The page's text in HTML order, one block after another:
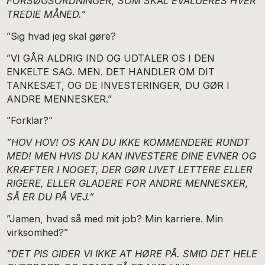
TREDIE MÅNED.”
”Sig hvad jeg skal gøre?
”VI GÅR ALDRIG IND OG UDTALER OS I DEN
ENKELTE SAG. MEN. DET HANDLER OM DIT
TANKESÆT, OG DE INVESTERINGER, DU GØR I
ANDRE MENNESKER.”
”Forklar?”
”HOV HOV! OS KAN DU IKKE KOMMENDERE RUNDT
MED! MEN HVIS DU KAN INVESTERE DINE EVNER OG
KRÆFTER I NOGET, DER GØR LIVET LETTERE ELLER
RIGERE, ELLER GLADERE FOR ANDRE MENNESKER,
SÅ ER DU PÅ VEJ.”
”Jamen, hvad så med mit job? Min karriere. Min
virksomhed?”
”DET PIS GIDER VI IKKE AT HØRE PÅ. SMID DET HELE